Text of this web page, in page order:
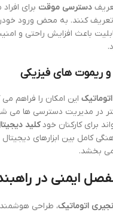
دسترسی موقت برای
کنند. به محض ورود
باعث افزایش راحتی و
ریموت های فیزیکی
این امکان را فراهم
در مدیریت دسترسی ها می
برای کارکنان خودکلید
کامل بین ابزارهای
می بخشد.
ایمنی در
اتوماتیک، طراحی